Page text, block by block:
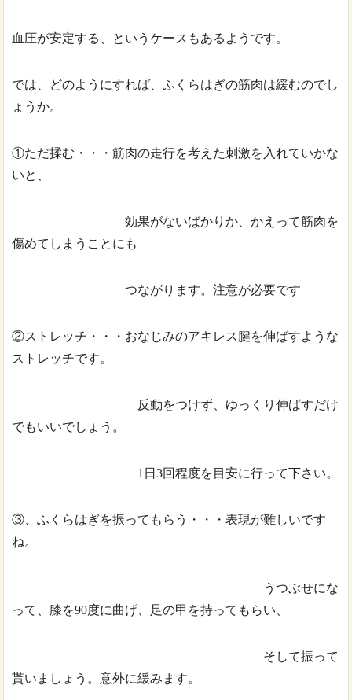
血圧が安定する、というケースもあるようです。
では、どのようにすれば、ふくらはぎの筋肉は緩むのでし
ょうか。
①ただ揉む・・・筋肉の走行を考えた刺激を入れていかな
いと、
効果がないばかりか、かえって筋肉を
傷めてしまうことにも
つながります。注意が必要です
②ストレッチ・・・おなじみのアキレス腱を伸ばすような
ストレッチです。
反動をつけず、ゆっくり伸ばすだけ
でもいいでしょう。
1日3回程度を目安に行って下さい。
③、ふくらはぎを振ってもらう・・・表現が難しいです
ね。
うつぶせにな
って、膝を90度に曲げ、足の甲を持ってもらい、
そして振って
貰いましょう。意外に緩みます。